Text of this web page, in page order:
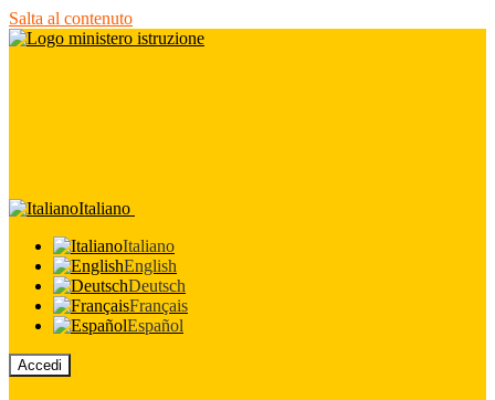
Salta al contenuto
Italiano
Italiano
English
Deutsch
Français
Español
Accedi